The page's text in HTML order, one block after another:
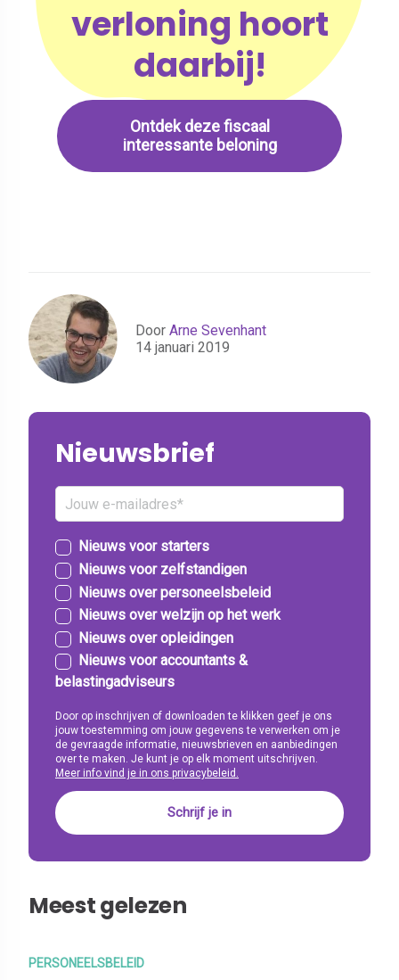
verloning hoort
daarbij!
Ontdek deze fiscaal
interessante beloning
Door Arne Sevenhant
14 januari 2019
Nieuwsbrief
Nieuws voor starters
Nieuws voor zelfstandigen
Nieuws over personeelsbeleid
Nieuws over welzijn op het werk
Nieuws over opleidingen
Nieuws voor accountants &
belastingadviseurs
Door op inschrijven of downloaden te klikken geef je ons
jouw toestemming om jouw gegevens te verwerken om je
de gevraagde informatie, nieuwsbrieven en aanbiedingen
over te maken. Je kunt je op elk moment uitschrijven.
Meer info vind je in ons privacybeleid.
Meest gelezen
PERSONEELSBELEID